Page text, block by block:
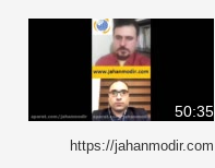
50:35
https://jahanmodir.com